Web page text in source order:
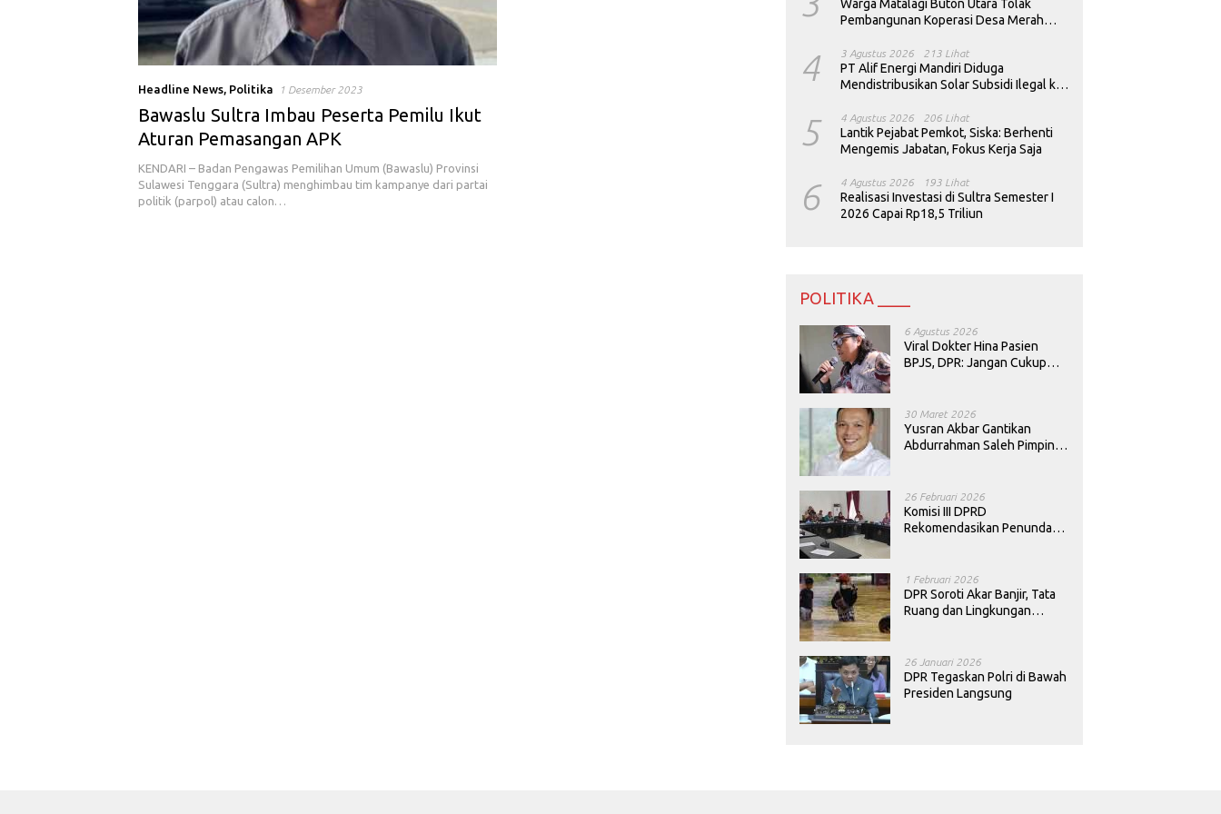
Headline News, Politika 1 Desember 2023
Bawaslu Sultra Imbau Peserta Pemilu Ikut
Aturan Pemasangan APK
KENDARI – Badan Pengawas Pemilihan Umum (Bawaslu) Provinsi
Sulawesi Tenggara (Sultra) menghimbau tim kampanye dari partai
politik (parpol) atau calon…
Warga Matalagi Buton Utara Tolak
Pembangunan Koperasi Desa Merah
4 3 Agustus 2026 213 Lihat
PT Alif Energi Mandiri Diduga
Mendistribusikan Solar Subsidi Ilegal ke
5 4 Agustus 2026 206 Lihat
Lantik Pejabat Pemkot, Siska: Berhenti
Mengemis Jabatan, Fokus Kerja Saja
6 4 Agustus 2026 193 Lihat
Realisasi Investasi di Sultra Semester I
2026 Capai Rp18,5 Triliun
POLITIKA ____
6 Agustus 2026
Viral Dokter Hina Pasien
BPJS, DPR: Jangan Cukup
30 Maret 2026
Yusran Akbar Gantikan
Abdurrahman Saleh Pimpin
26 Februari 2026
Komisi III DPRD
Rekomendasikan Penundaan
1 Februari 2026
DPR Soroti Akar Banjir, Tata
Ruang dan Lingkungan
26 Januari 2026
DPR Tegaskan Polri di Bawah
Presiden Langsung